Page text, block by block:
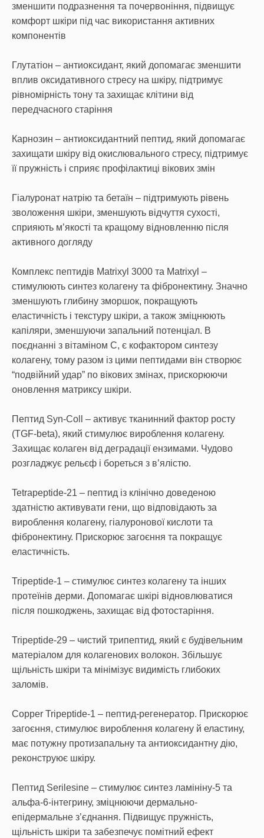
зменшити подразнення та почервоніння, підвищує
комфорт шкіри під час використання активних
компонентів
Глутатіон – антиоксидант, який допомагає зменшити
вплив оксидативного стресу на шкіру, підтримує
рівномірність тону та захищає клітини від
передчасного старіння
Карнозин – антиоксидантний пептид, який допомагає
захищати шкіру від окислювального стресу, підтримує
її пружність і сприяє профілактиці вікових змін
Гіалуронат натрію та бетаїн – підтримують рівень
зволоження шкіри, зменшують відчуття сухості,
сприяють м’якості та кращому відновленню після
активного догляду
Комплекс пептидів Matrixyl 3000 та Matrixyl –
cтимулюють синтез колагену та фібронектину. Значно
зменшують глибину зморшок, покращують
еластичність і текстуру шкіри, а також зміцнюють
капіляри, зменшуючи запальний потенціал. В
поєднанні з вітаміном С, є кофактором синтезу
колагену, тому разом із цими пептидами він створює
“подвійний удар” по вікових змінах, прискорюючи
оновлення матриксу шкіри.
Пептид Syn-Coll – активує тканинний фактор росту
(TGF-beta), який стимулює вироблення колагену.
Захищає колаген від деградації ензимами. Чудово
розгладжує рельєф і бореться з в’ялістю.
Tetrapeptide-21 – пептид із клінічно доведеною
здатністю активувати гени, що відповідають за
вироблення колагену, гіалуронової кислоти та
фібронектину. Прискорює загоєння та покращує
еластичність.
Tripeptide-1 – стимулює синтез колагену та інших
протеїнів дерми. Допомагає шкірі відновлюватися
після пошкоджень, захищає від фотостаріння.
Tripeptide-29 – чистий трипептид, який є будівельним
матеріалом для колагенових волокон. Збільшує
щільність шкіри та мінімізує видимість глибоких
заломів.
Copper Tripeptide-1 – пептид-регенератор. Прискорює
загоєння, стимулює вироблення колагену й еластину,
має потужну протизапальну та антиоксидантну дію,
реконструює шкіру.
Пептид Serilesine – стимулює синтез ламініну-5 та
альфа-6-інтегрину, зміцнюючи дермально-
епідермальне з’єднання. Підвищує пружність,
щільність шкіри та забезпечує помітний ефект